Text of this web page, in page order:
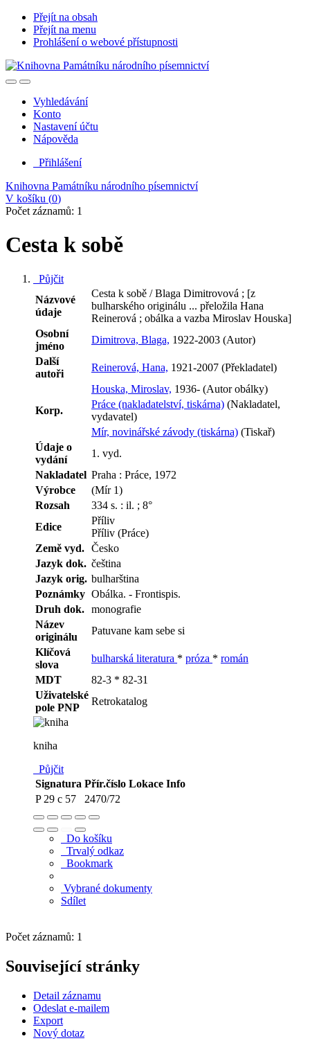
Přejít na obsah
Přejít na menu
Prohlášení o webové přístupnosti
Vyhledávání
Konto
Nastavení účtu
Nápověda
Přihlášení
Knihovna Památníku národního písemnictví
V košíku (0)
Počet záznamů: 1
Cesta k sobě
Půjčit
Názvové
údaje
Cesta k sobě / Blaga Dimitrovová ; [z
bulharského originálu ... přeložila Hana
Reinerová ; obálka a vazba Miroslav Houska]
Osobní
jméno
Dimitrova, Blaga, 1922-2003 (Autor)
Další
autoři
Reinerová, Hana, 1921-2007 (Překladatel)
Houska, Miroslav, 1936- (Autor obálky)
Korp.
Práce (nakladatelství, tiskárna) (Nakladatel,
vydavatel)
Mír, novinářské závody (tiskárna) (Tiskař)
Údaje o
vydání
1. vyd.
Nakladatel Praha : Práce, 1972
Výrobce
(Mír 1)
Rozsah
334 s. : il. ; 8°
Edice
Příliv
Příliv (Práce)
Země vyd. Česko
Jazyk dok. čeština
Jazyk orig. bulharština
Poznámky Obálka. - Frontispis.
Druh dok. monografie
Název
originálu
Patuvane kam sebe si
Klíčová
slova
bulharská literatura * próza * román
MDT
82-3 * 82-31
Uživatelské
pole PNP
Retrokatalog
kniha
Půjčit
Signatura Přír.číslo Lokace Info
P 29 c 57
2470/72
Do košíku
Trvalý odkaz
Bookmark
Vybrané dokumenty
Sdílet
Počet záznamů: 1
Související stránky
Detail záznamu
Odeslat e-mailem
Export
Nový dotaz